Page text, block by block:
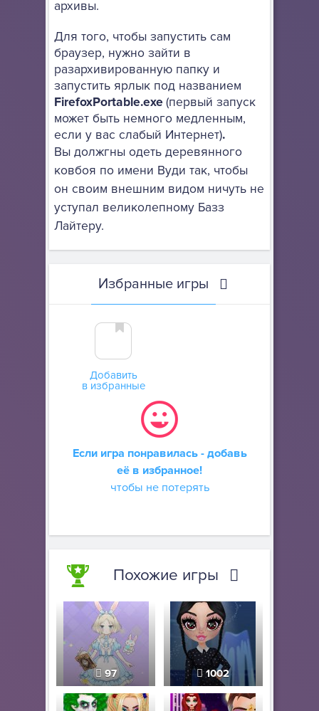
архивы.
Для того, чтобы запустить сам
браузер, нужно зайти в
разархивированную папку и
запустить ярлык под названием
FirefoxPortable.exe(первый запуск
может быть немного медленным,
если у вас слабый Интернет).
Вы должгны одеть деревянного
ковбоя по имени Вуди так, чтобы
он своим внешним видом ничуть не
уступал великолепному Базз
Лайтеру.
Избранные игры
Добавить
в избранные
Если игра понравилась - добавь
её в избранное!
чтобы не потерять
Похожие игры
97 1002